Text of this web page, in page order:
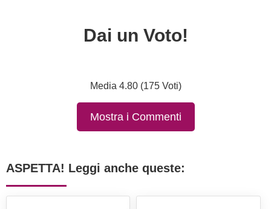
Dai un Voto!
Media 4.80 (175 Voti)
Mostra i Commenti
ASPETTA! Leggi anche queste: